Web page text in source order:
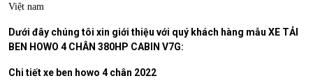
Việt nam
Dưới đây chúng tôi xin giới thiệu với quý khách hàng mẫu XE TẢI
BEN HOWO 4 CHÂN 380HP CABIN V7G:
Chi tiết xe ben howo 4 chân 2022